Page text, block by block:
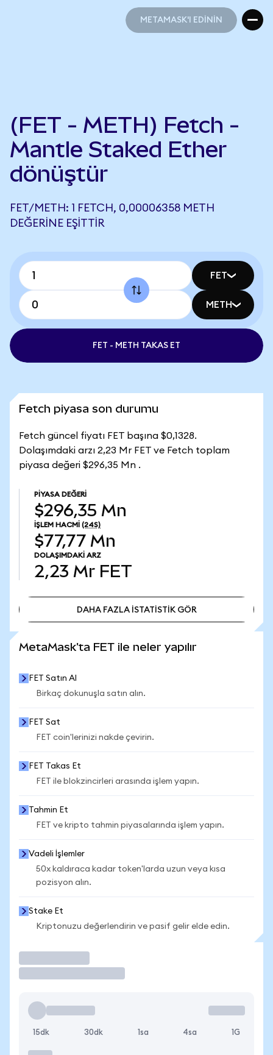
METAMASK'I EDİNİN
(FET - METH) Fetch -
Mantle Staked Ether
dönüştür
FET/METH: 1 FETCH, 0,00006358 METH
DEĞERINE EŞITTIR
FET
METH
FET - METH TAKAS ET
Fetch piyasa son durumu
Fetch güncel fiyatı FET başına $0,1328.
Dolaşımdaki arzı 2,23 Mr FET ve Fetch toplam
piyasa değeri $296,35 Mn .
PIYASA DEĞERI
$296,35 Mn
İŞLEM HACMI (24S)
$77,77 Mn
DOLAŞIMDAKI ARZ
2,23 Mr FET
DAHA FAZLA İSTATİSTİK GÖR
MetaMask'ta FET ile neler yapılır
FET Satın Al
Birkaç dokunuşla satın alın.
FET Sat
FET coin'lerinizi nakde çevirin.
FET Takas Et
FET ile blokzincirleri arasında işlem yapın.
Tahmin Et
FET ve kripto tahmin piyasalarında işlem yapın.
Vadeli İşlemler
50x kaldıraca kadar token'larda uzun veya kısa
pozisyon alın.
Stake Et
Kriptonuzu değerlendirin ve pasif gelir elde edin.
15dk 30dk 1sa 4sa 1G